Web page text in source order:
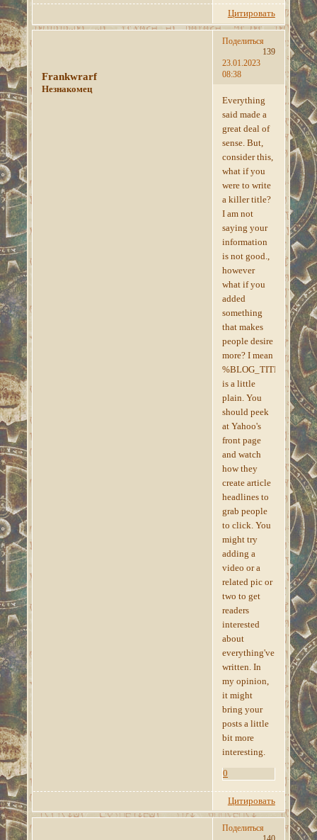
Цитировать
Поделиться
139
23.01.2023
08:38
Frankwrarf
Незнакомец
Everything
said made a
great deal of
sense. But,
consider this,
what if you
were to write
a killer title?
I am not
saying your
information
is not good.,
however
what if you
added
something
that makes
people desire
more? I mean
%BLOG_TITLE%
is a little
plain. You
should peek
at Yahoo's
front page
and watch
how they
create article
headlines to
grab people
to click. You
might try
adding a
video or a
related pic or
two to get
readers
interested
about
everything've
written. In
my opinion,
it might
bring your
posts a little
bit more
interesting.
0
Цитировать
Поделиться